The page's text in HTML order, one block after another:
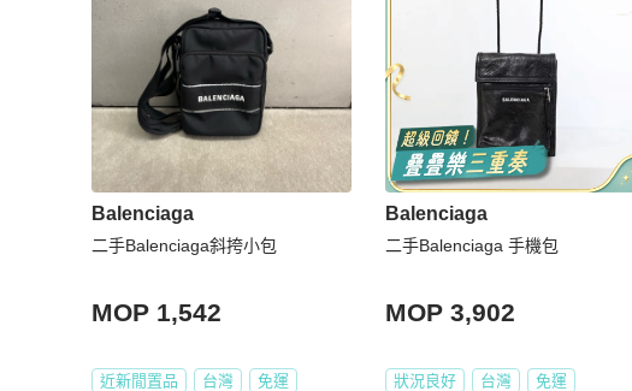
Balenciaga
二手Balenciaga斜挎小包
MOP 1,542
近新閒置品 台灣 免運
Balenciaga
二手Balenciaga 手機包
MOP 3,902
狀況良好 台灣 免運